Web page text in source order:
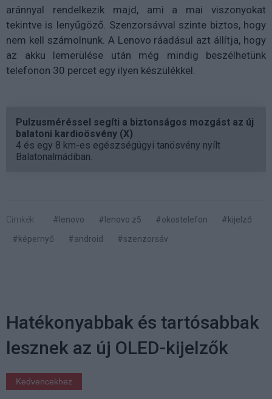
aránnyal rendelkezik majd, ami a mai viszonyokat
tekintve is lenyűgöző. Szenzorsávval szinte biztos, hogy
nem kell számolnunk. A Lenovo ráadásul azt állítja, hogy
az akku lemerülése után még mindig beszélhetünk
telefonon 30 percet egy ilyen készülékkel.
Pulzusméréssel segíti a biztonságos mozgást az új
balatoni kardioösvény (X)
4 és egy 8 km-es egészségügyi tanösvény nyílt
Balatonalmádiban.
Címkék: #lenovo #lenovo z5 #okostelefon
#kijelző
#képernyő
#android #szenzorsáv
Hatékonyabbak és tartósabbak
lesznek az új OLED-kijelzők
Kedvencekhez